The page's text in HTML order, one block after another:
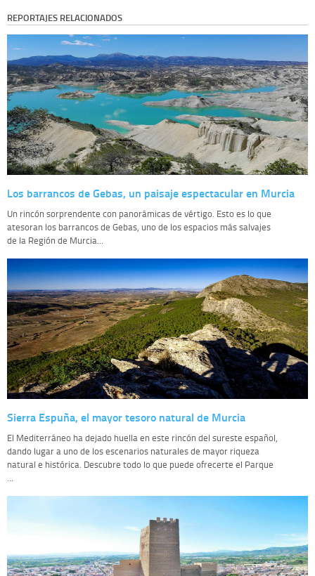
REPORTAJES RELACIONADOS
Los barrancos de Gebas, un paisaje espectacular en Murcia
Un rincón sorprendente con panorámicas de vértigo. Esto es lo que
atesoran los barrancos de Gebas, uno de los espacios más salvajes
de la Región de Murcia...
Sierra Espuña, el mayor tesoro natural de Murcia
El Mediterráneo ha dejado huella en este rincón del sureste español,
dando lugar a uno de los escenarios naturales de mayor riqueza
natural e histórica. Descubre todo lo que puede ofrecerte el Parque
...